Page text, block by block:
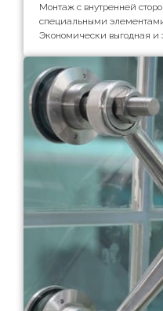
Монтаж с внутренней
специальными
Экономически выгодная и